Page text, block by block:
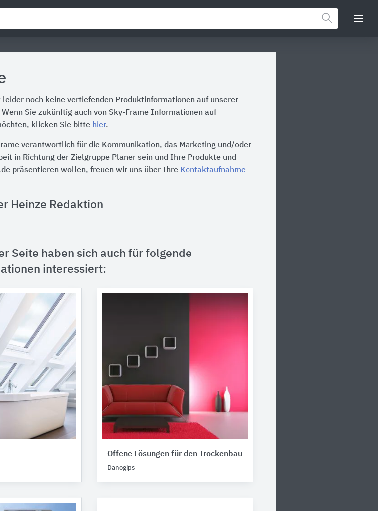
leider noch keine vertiefenden Produktinformationen auf unserer
Sie zukünftig auch von Sky-Frame Informationen auf
klicken Sie bitte hier.
verantwortlich für die Kommunikation, das Marketing und/oder
in Richtung der Zielgruppe Planer sein und Ihre Produkte und
präsentieren wollen, freuen wir uns über Ihre Kontaktaufnahme
Heinze Redaktion
Seite haben sich auch für folgende
interessiert:
Offene Lösungen für den Trockenbau
Danogips